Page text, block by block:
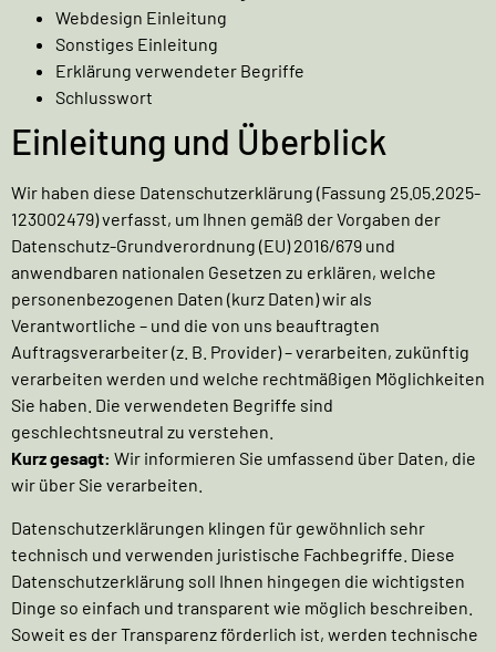
Webdesign Einleitung
Sonstiges Einleitung
Erklärung verwendeter Begriffe
Schlusswort
Einleitung und Überblick
Wir haben diese Datenschutzerklärung (Fassung 25.05.2025-
123002479) verfasst, um Ihnen gemäß der Vorgaben der
Datenschutz-Grundverordnung (EU) 2016/679 und
anwendbaren nationalen Gesetzen zu erklären, welche
personenbezogenen Daten (kurz Daten) wir als
Verantwortliche – und die von uns beauftragten
Auftragsverarbeiter (z. B. Provider) – verarbeiten, zukünftig
verarbeiten werden und welche rechtmäßigen Möglichkeiten
Sie haben. Die verwendeten Begriffe sind
geschlechtsneutral zu verstehen.
Kurz gesagt: Wir informieren Sie umfassend über Daten, die
wir über Sie verarbeiten.
Datenschutzerklärungen klingen für gewöhnlich sehr
technisch und verwenden juristische Fachbegriffe. Diese
Datenschutzerklärung soll Ihnen hingegen die wichtigsten
Dinge so einfach und transparent wie möglich beschreiben.
Soweit es der Transparenz förderlich ist, werden technische